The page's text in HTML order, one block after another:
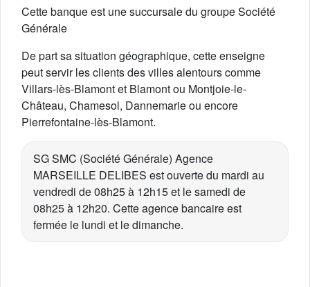
Cette banque est une succursale du groupe Société
Générale
De part sa situation géographique, cette enseigne
peut servir les clients des villes alentours comme
Villars-lès-Blamont et Blamont ou Montjoie-le-
Château, Chamesol, Dannemarie ou encore
Pierrefontaine-lès-Blamont.
SG SMC (Société Générale) Agence
MARSEILLE DELIBES est ouverte du mardi au
vendredi de 08h25 à 12h15 et le samedi de
08h25 à 12h20. Cette agence bancaire est
fermée le lundi et le dimanche.